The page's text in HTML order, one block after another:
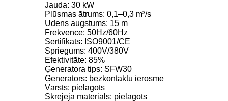
Jauda: 30 kW
Plūsmas ātrums: 0,1–0,3 m³/s
Ūdens augstums: 15 m
Frekvence: 50Hz/60Hz
Sertifikāts: ISO9001/CE
Spriegums: 400V/380V
Efektivitāte: 85%
Ģeneratora tips: SFW30
Ģenerators: bezkontaktu ierosme
Vārsts: pielāgots
Skrējēja materiāls: pielāgots